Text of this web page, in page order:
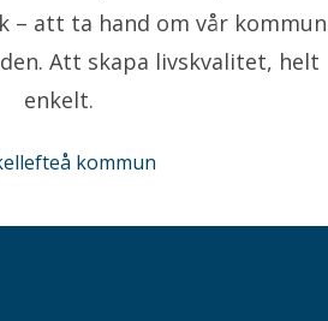
– att ta hand om vår kommun
Att skapa livskvalitet, helt
enkelt.